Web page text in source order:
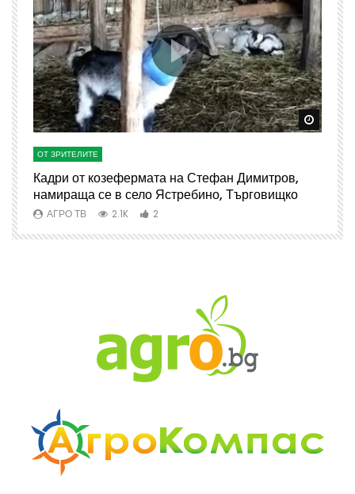
Watch Later Watch
ОТ ЗРИТЕЛИТЕ
Кадри от козефермата на Стефан Димитров,
намираща се в село Ястребино, Търговищко
АГРО ТВ 2.1K 2